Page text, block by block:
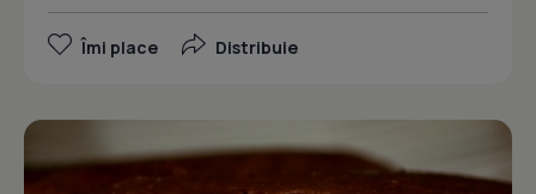
Îmi place Distribuie